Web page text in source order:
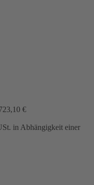
€
in Abhängigkeit einer